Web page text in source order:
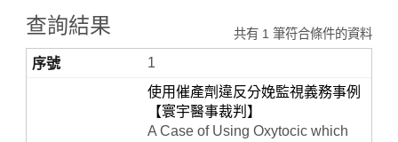
查詢結果 共有 1 筆符合條件的資料
1
使用催產劑違反分娩監視義務事例
【寰宇醫事裁判】
A Case of Using Oxytocic which